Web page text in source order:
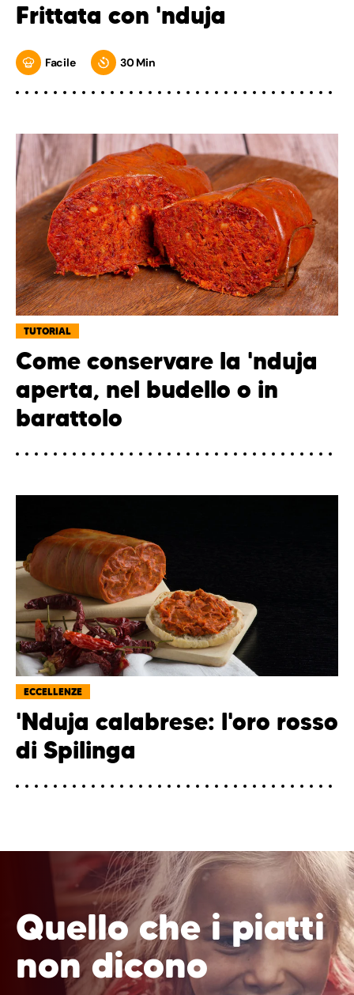
Frittata con 'nduja
Facile 30 Min
TUTORIAL
Come conservare la 'nduja
aperta, nel budello o in
barattolo
ECCELLENZE
'Nduja calabrese: l'oro rosso
di Spilinga
Quello che i piatti
non dicono